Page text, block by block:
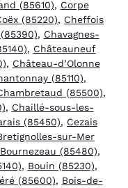
(85610), Corpe
(85220), Cheffois
, Chavagnes-
, Châteauneuf
, Château-d’Olonne
(85110),
(85500),
, Chaillé-sous-les-
(85450), Cezais
sur-Mer
Bournezeau (85480),
, Bouin (85230),
(85600), Bois-de-